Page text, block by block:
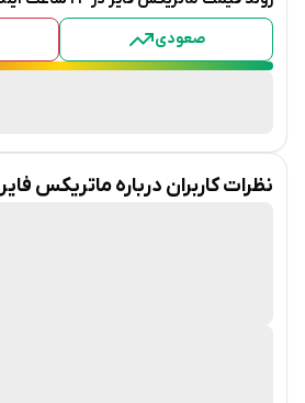
صعودی
نظرات کاربران دربارهماتریکس فایر